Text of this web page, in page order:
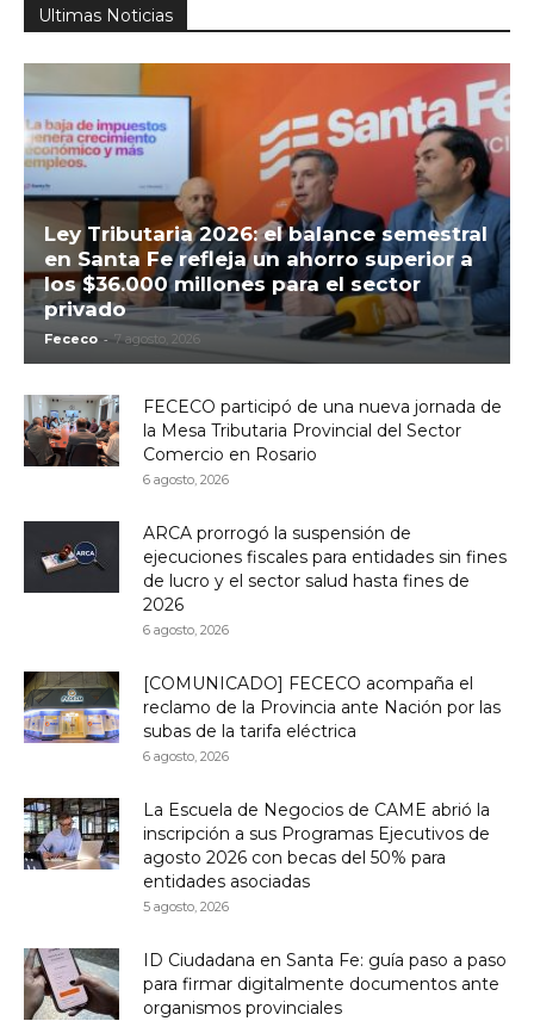
Ultimas Noticias
Ley Tributaria 2026: el balance semestral
en Santa Fe refleja un ahorro superior a
los $36.000 millones para el sector
privado
Fececo - 7 agosto, 2026
FECECO participó de una nueva jornada de
la Mesa Tributaria Provincial del Sector
Comercio en Rosario
6 agosto, 2026
ARCA prorrogó la suspensión de
ejecuciones fiscales para entidades sin fines
de lucro y el sector salud hasta fines de
2026
6 agosto, 2026
[COMUNICADO] FECECO acompaña el
reclamo de la Provincia ante Nación por las
subas de la tarifa eléctrica
6 agosto, 2026
La Escuela de Negocios de CAME abrió la
inscripción a sus Programas Ejecutivos de
agosto 2026 con becas del 50% para
entidades asociadas
5 agosto, 2026
ID Ciudadana en Santa Fe: guía paso a paso
para firmar digitalmente documentos ante
organismos provinciales